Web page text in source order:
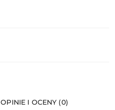
OPINIE I OCENY (0)